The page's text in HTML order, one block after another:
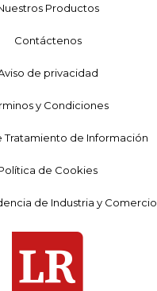
Productos
Contáctenos
de privacidad
y Condiciones
Tratamiento de Información
de Cookies
de Industria y Comercio